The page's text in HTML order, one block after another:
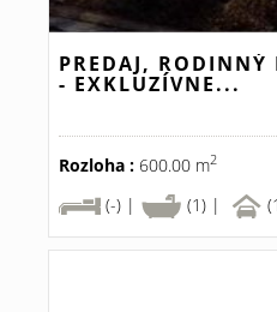
PREDAJ, RODINNÝ
- EXKLUZÍVNE...
Rozloha : 600.00 m2
(-) |
(1) |